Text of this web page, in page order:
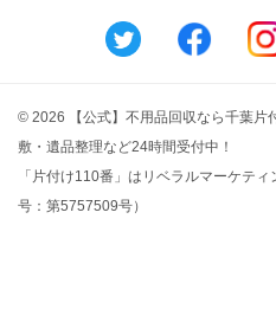
© 2026 【公式】不用品回収なら千葉片
敷・遺品整理など24時間受付中！
「片付け110番」はリベラルマーケテ
号：第5757509号）